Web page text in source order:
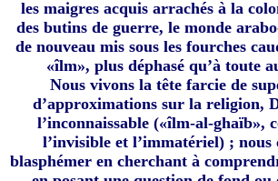
les maigres acquis arrachés à la
des butins de guerre, le monde
de nouveau mis sous les fourches
«îlm», plus déphasé qu’à toute
Nous vivons la tête farcie de
d’approximations sur la religion,
l’inconnaissable («îlm-al-ghaïb»,
l’invisible et l’immatériel) ; nous
blasphémer en cherchant à